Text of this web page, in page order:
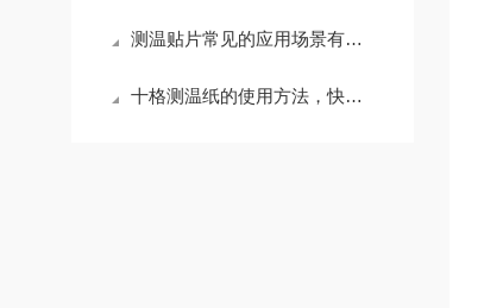
测温贴片常见的应用场景有哪些？
十格测温纸的使用方法，快来学习下吧